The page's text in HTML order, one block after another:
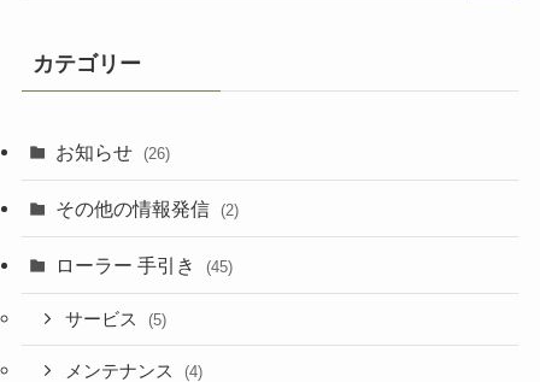
カテゴリー
お知らせ (26)
その他の情報発信 (2)
ローラー 手引き (45)
サービス (5)
メンテナンス (4)